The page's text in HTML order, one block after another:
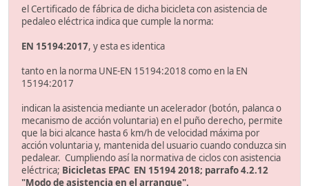
el Certificado de fábrica de dicha bicicleta con asistencia de
pedaleo eléctrica indica que cumple la norma:
EN 15194:2017, y esta es identica
tanto en la norma UNE-EN 15194:2018 como en la EN
15194:2017
indican la asistencia mediante un acelerador (botón, palanca o
mecanismo de acción voluntaria) en el puño derecho, permite
que la bici alcance hasta 6 km/h de velocidad máxima por
acción voluntaria y, mantenida del usuario cuando conduzca sin
pedalear. Cumpliendo así la normativa de ciclos con asistencia
eléctrica; Bicicletas EPAC EN 15194 2018; parrafo 4.2.12
"Modo de asistencia en el arranque".